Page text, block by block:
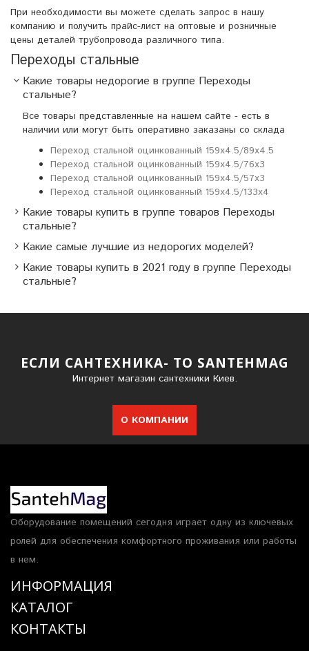
При необходимости вы можете сделать запрос в нашу
компанию и получить прайс-лист на оптовые и розничные
цены деталей трубопровода различного типа.
Переходы стальные
Какие товары недорогие в группе Переходы
стальные?
Все товары представленные на нашем сайте - есть в
наличии или могут быть оперативно заказаны со склада
Переход стальной оцинкованный 159х4.5/89х4.5
Переход стальной оцинкованный 159х4.5/76х3
Переход стальной оцинкованный 159х4.5/57х3
Переход стальной оцинкованный 159х4.5/133х4
Какие товары купить в группе товаров Переходы
стальные?
Какие самые лучшие из недорогих моделей?
Какие товары купить в 2021 году в группе Переходы
стальные?
ЕСЛИ САНТЕХНИКА- ТО SANTEHMAG
Интернет магазин сантехники Киев.
О КОМПАНИИ
Оборудование помещений сегодня играет одну из ключевых
ролей для обеспечения комфортного проживания или работы
в нем.
ИНФОРМАЦИЯ
КАТАЛОГ
КОНТАКТЫ